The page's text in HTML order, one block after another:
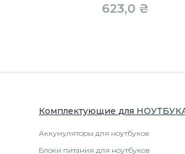
623,0 ₴
Комплектующие для НОУТБУК
Аккумуляторы для ноутбуков
Блоки питания для ноутбуков